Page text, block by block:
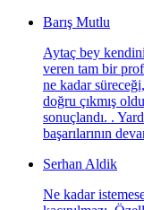
Barış Mutlu
Aytaç bey
veren tam bir
ne kadar
doğru çıkmış
sonuçlandı. .
başarılarının
Serhan Aldik
Ne kadar